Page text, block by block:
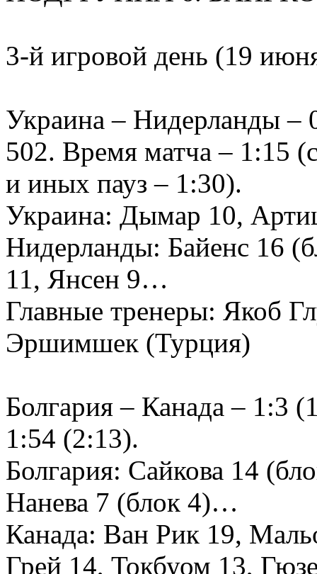
3-й игровой день (19
Украина – Нидерланды –
502. Время матча – 1:15
и иных пауз – 1:30).
Украина: Дымар 10,
Нидерланды: Байенс 16
11, Янсен 9…
Главные тренеры: Якоб
Эршимшек (Турция)
Болгария – Канада – 1:3
1:54 (2:13).
Болгария: Сайкова 14
Нанева 7 (блок 4)…
Канада: Ван Рик 19,
Грей 14, Токбуом 13,